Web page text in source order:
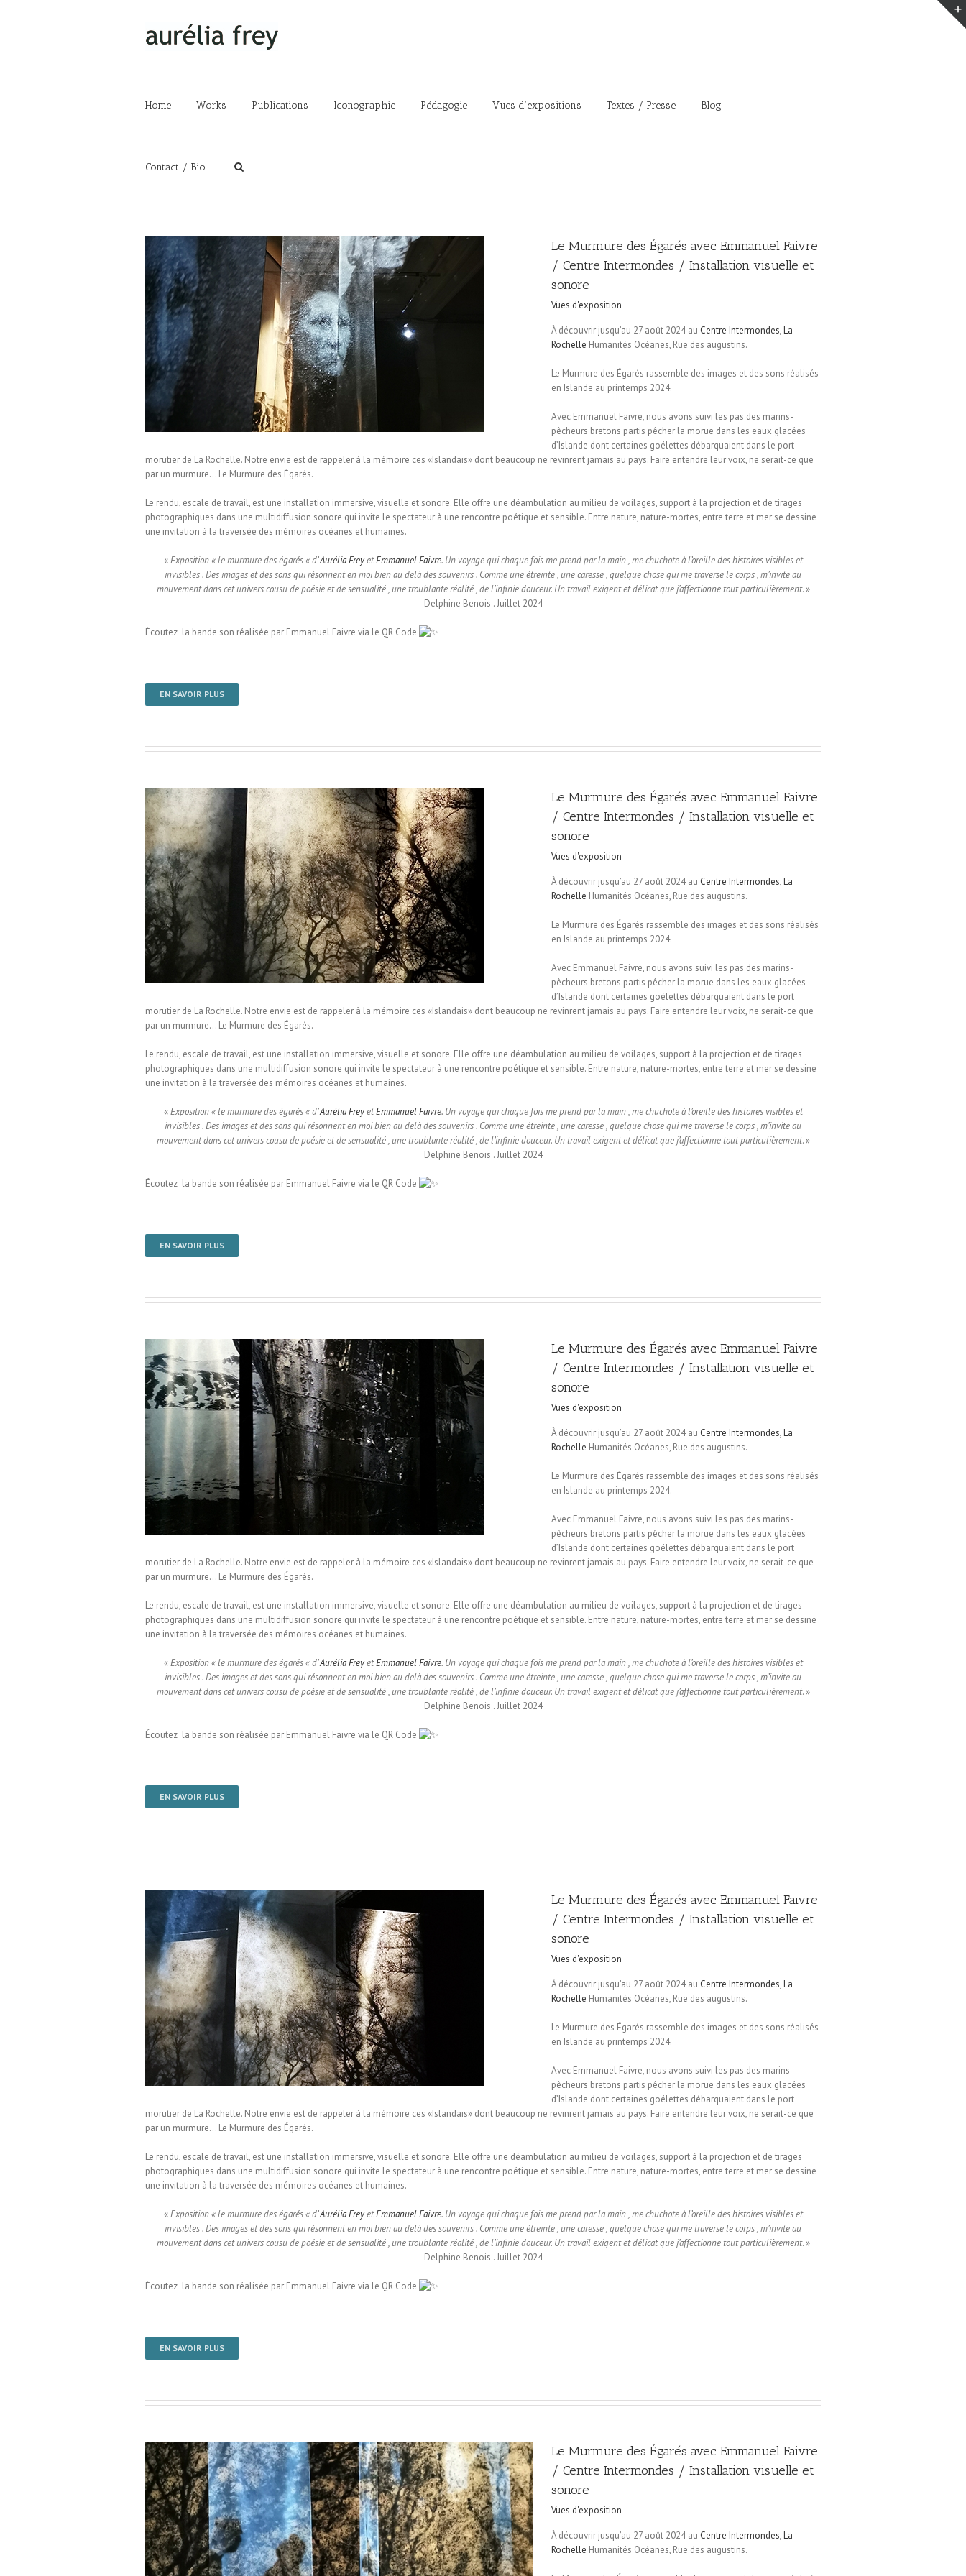
Home Works Publications Iconographie Pédagogie Vues d’expositions Textes / Presse Blog
Contact / Bio
Le Murmure des Égarés avec Emmanuel Faivre
/ Centre Intermondes / Installation visuelle et
sonore
Vues d'exposition
À découvrir jusqu’au 27 août 2024 au Centre Intermondes, La
Rochelle Humanités Océanes, Rue des augustins.
Le Murmure des Égarés rassemble des images et des sons réalisés
en Islande au printemps 2024.
Avec Emmanuel Faivre, nous avons suivi les pas des marins-
pêcheurs bretons partis pêcher la morue dans les eaux glacées
d’Islande dont certaines goélettes débarquaient dans le port
morutier de La Rochelle. Notre envie est de rappeler à la mémoire ces «Islandais» dont beaucoup ne revinrent jamais au pays. Faire entendre leur voix, ne serait-ce que
par un murmure… Le Murmure des Égarés.
Le rendu, escale de travail, est une installation immersive, visuelle et sonore. Elle offre une déambulation au milieu de voilages, support à la projection et de tirages
photographiques dans une multidiffusion sonore qui invite le spectateur à une rencontre poétique et sensible. Entre nature, nature-mortes, entre terre et mer se dessine
une invitation à la traversée des mémoires océanes et humaines.
«Exposition « le murmure des égarés « d’Aurélia FreyetEmmanuel Faivre. Un voyage qui chaque fois me prend par la main , me chuchote à l’oreille des histoires visibles et
invisibles . Des images et des sons qui résonnent en moi bien au delà des souvenirs . Comme une étreinte , une caresse , quelque chose qui me traverse le corps , m’invite au
mouvement dans cet univers cousu de poésie et de sensualité , une troublante réalité , de l’infinie douceur. Un travail exigent et délicat que j’affectionne tout particulièrement. »
Delphine Benois . Juillet 2024
Écoutez la bande son réalisée par Emmanuel Faivre via le QR Code
EN SAVOIR PLUS
Le Murmure des Égarés avec Emmanuel Faivre
/ Centre Intermondes / Installation visuelle et
sonore
Vues d'exposition
À découvrir jusqu’au 27 août 2024 au Centre Intermondes, La
Rochelle Humanités Océanes, Rue des augustins.
Le Murmure des Égarés rassemble des images et des sons réalisés
en Islande au printemps 2024.
Avec Emmanuel Faivre, nous avons suivi les pas des marins-
pêcheurs bretons partis pêcher la morue dans les eaux glacées
d’Islande dont certaines goélettes débarquaient dans le port
morutier de La Rochelle. Notre envie est de rappeler à la mémoire ces «Islandais» dont beaucoup ne revinrent jamais au pays. Faire entendre leur voix, ne serait-ce que
par un murmure… Le Murmure des Égarés.
Le rendu, escale de travail, est une installation immersive, visuelle et sonore. Elle offre une déambulation au milieu de voilages, support à la projection et de tirages
photographiques dans une multidiffusion sonore qui invite le spectateur à une rencontre poétique et sensible. Entre nature, nature-mortes, entre terre et mer se dessine
une invitation à la traversée des mémoires océanes et humaines.
«Exposition « le murmure des égarés « d’Aurélia FreyetEmmanuel Faivre. Un voyage qui chaque fois me prend par la main , me chuchote à l’oreille des histoires visibles et
invisibles . Des images et des sons qui résonnent en moi bien au delà des souvenirs . Comme une étreinte , une caresse , quelque chose qui me traverse le corps , m’invite au
mouvement dans cet univers cousu de poésie et de sensualité , une troublante réalité , de l’infinie douceur. Un travail exigent et délicat que j’affectionne tout particulièrement. »
Delphine Benois . Juillet 2024
Écoutez la bande son réalisée par Emmanuel Faivre via le QR Code
EN SAVOIR PLUS
Le Murmure des Égarés avec Emmanuel Faivre
/ Centre Intermondes / Installation visuelle et
sonore
Vues d'exposition
À découvrir jusqu’au 27 août 2024 au Centre Intermondes, La
Rochelle Humanités Océanes, Rue des augustins.
Le Murmure des Égarés rassemble des images et des sons réalisés
en Islande au printemps 2024.
Avec Emmanuel Faivre, nous avons suivi les pas des marins-
pêcheurs bretons partis pêcher la morue dans les eaux glacées
d’Islande dont certaines goélettes débarquaient dans le port
morutier de La Rochelle. Notre envie est de rappeler à la mémoire ces «Islandais» dont beaucoup ne revinrent jamais au pays. Faire entendre leur voix, ne serait-ce que
par un murmure… Le Murmure des Égarés.
Le rendu, escale de travail, est une installation immersive, visuelle et sonore. Elle offre une déambulation au milieu de voilages, support à la projection et de tirages
photographiques dans une multidiffusion sonore qui invite le spectateur à une rencontre poétique et sensible. Entre nature, nature-mortes, entre terre et mer se dessine
une invitation à la traversée des mémoires océanes et humaines.
«Exposition « le murmure des égarés « d’Aurélia FreyetEmmanuel Faivre. Un voyage qui chaque fois me prend par la main , me chuchote à l’oreille des histoires visibles et
invisibles . Des images et des sons qui résonnent en moi bien au delà des souvenirs . Comme une étreinte , une caresse , quelque chose qui me traverse le corps , m’invite au
mouvement dans cet univers cousu de poésie et de sensualité , une troublante réalité , de l’infinie douceur. Un travail exigent et délicat que j’affectionne tout particulièrement. »
Delphine Benois . Juillet 2024
Écoutez la bande son réalisée par Emmanuel Faivre via le QR Code
EN SAVOIR PLUS
Le Murmure des Égarés avec Emmanuel Faivre
/ Centre Intermondes / Installation visuelle et
sonore
Vues d'exposition
À découvrir jusqu’au 27 août 2024 au Centre Intermondes, La
Rochelle Humanités Océanes, Rue des augustins.
Le Murmure des Égarés rassemble des images et des sons réalisés
en Islande au printemps 2024.
Avec Emmanuel Faivre, nous avons suivi les pas des marins-
pêcheurs bretons partis pêcher la morue dans les eaux glacées
d’Islande dont certaines goélettes débarquaient dans le port
morutier de La Rochelle. Notre envie est de rappeler à la mémoire ces «Islandais» dont beaucoup ne revinrent jamais au pays. Faire entendre leur voix, ne serait-ce que
par un murmure… Le Murmure des Égarés.
Le rendu, escale de travail, est une installation immersive, visuelle et sonore. Elle offre une déambulation au milieu de voilages, support à la projection et de tirages
photographiques dans une multidiffusion sonore qui invite le spectateur à une rencontre poétique et sensible. Entre nature, nature-mortes, entre terre et mer se dessine
une invitation à la traversée des mémoires océanes et humaines.
«Exposition « le murmure des égarés « d’Aurélia FreyetEmmanuel Faivre. Un voyage qui chaque fois me prend par la main , me chuchote à l’oreille des histoires visibles et
invisibles . Des images et des sons qui résonnent en moi bien au delà des souvenirs . Comme une étreinte , une caresse , quelque chose qui me traverse le corps , m’invite au
mouvement dans cet univers cousu de poésie et de sensualité , une troublante réalité , de l’infinie douceur. Un travail exigent et délicat que j’affectionne tout particulièrement. »
Delphine Benois . Juillet 2024
Écoutez la bande son réalisée par Emmanuel Faivre via le QR Code
EN SAVOIR PLUS
Le Murmure des Égarés avec Emmanuel Faivre
/ Centre Intermondes / Installation visuelle et
sonore
Vues d'exposition
À découvrir jusqu’au 27 août 2024 au Centre Intermondes, La
Rochelle Humanités Océanes, Rue des augustins.